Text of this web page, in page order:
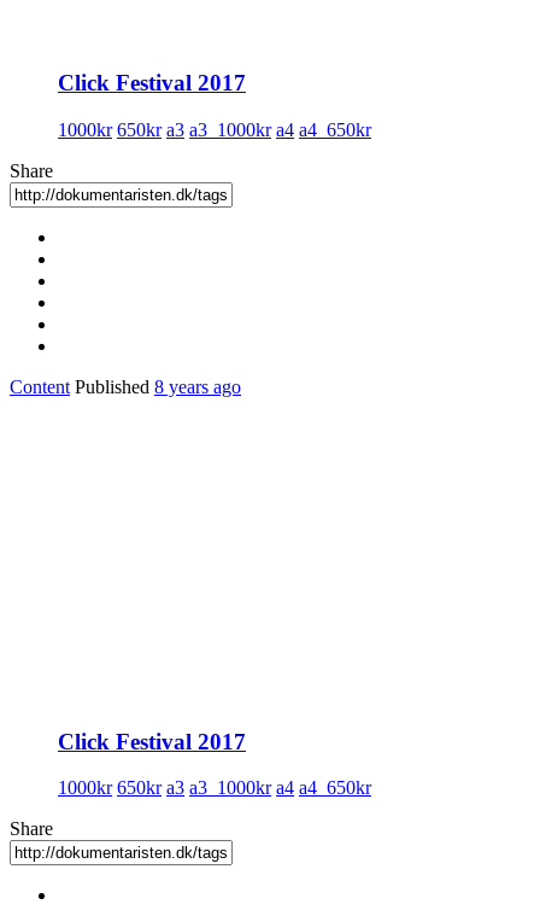
Click Festival 2017
1000kr 650kr a3 a3_1000kr a4 a4_650kr
Share
Content Published 8 years ago
Click Festival 2017
1000kr 650kr a3 a3_1000kr a4 a4_650kr
Share